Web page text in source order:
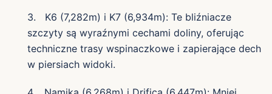
3. K6 (7,282m) i K7 (6,934m): Te bliźniacze
szczyty są wyraźnymi cechami doliny, oferując
techniczne trasy wspinaczkowe i zapierające dech
w piersiach widoki.